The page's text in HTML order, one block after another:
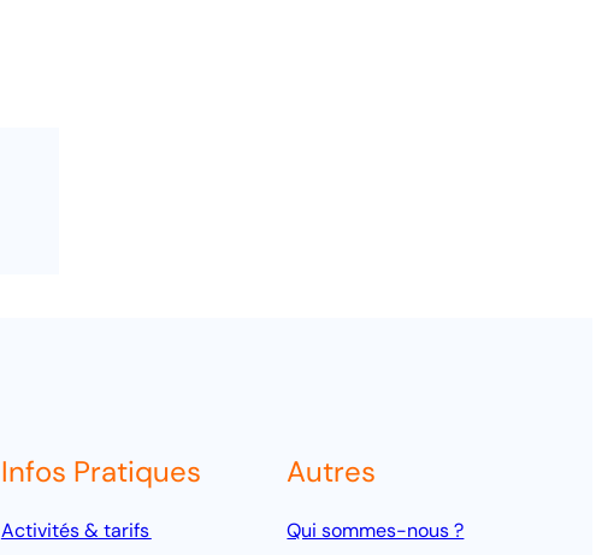
Infos Pratiques
Activités & tarifs
Autres
Qui sommes-nous ?